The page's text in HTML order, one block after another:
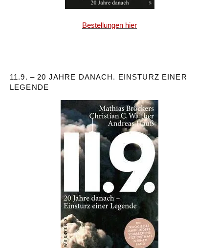
Bestellungen hier
11.9. – 20 JAHRE DANACH. EINSTURZ EINER
LEGENDE